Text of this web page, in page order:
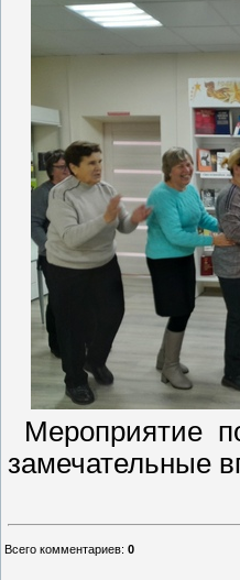
Мероприятие
замечательные
Всего комментариев: 0